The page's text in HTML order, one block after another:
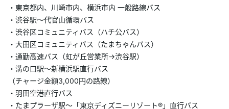
・東京都内、川崎市内、横浜市内 一般路線バス
・渋谷駅～代官山循環バス
・渋谷区コミュニティバス（ハチ公バス）
・大田区コミュニティバス（たまちゃんバス）
・通勤高速バス（虹が丘営業所→渋谷駅）
・溝の口駅～新横浜駅直行バス
（チャージ金額3,000円の路線）
・羽田空港直行バス
・たまプラーザ駅～「東京ディズニーリゾート®」直行バス